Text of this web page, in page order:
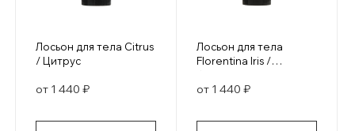
Лосьон для тела Citrus
/ Цитрус
от 1 440 ₽
Лосьон для тела
Florentina Iris /
от 1 440 ₽